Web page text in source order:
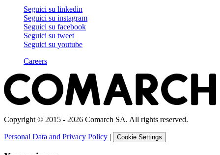
Seguici su linkedin
Seguici su instagram
Seguici su facebook
Seguici su tweet
Seguici su youtube
Careers
Copyright © 2015 - 2026 Comarch SA. All rights reserved.
Personal Data and Privacy Policy | Cookie Settings